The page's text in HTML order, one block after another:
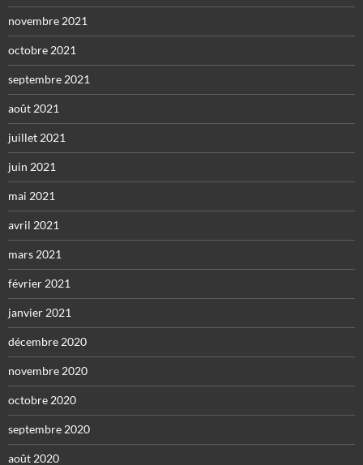
novembre 2021
octobre 2021
septembre 2021
août 2021
juillet 2021
juin 2021
mai 2021
avril 2021
mars 2021
février 2021
janvier 2021
décembre 2020
novembre 2020
octobre 2020
septembre 2020
août 2020